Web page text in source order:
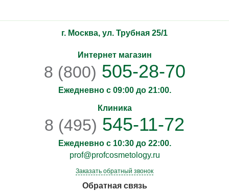
г. Москва, ул. Трубная 25/1
Интернет магазин
8 (800) 505-28-70
Ежедневно с 09:00 до 21:00.
Клиника
8 (495) 545-11-72
Ежедневно с 10:30 до 22:00.
prof@profcosmetology.ru
Заказать обратный звонок
Обратная связь